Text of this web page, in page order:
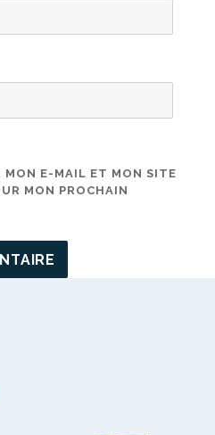
MON E-MAIL ET MON SITE
MON PROCHAIN